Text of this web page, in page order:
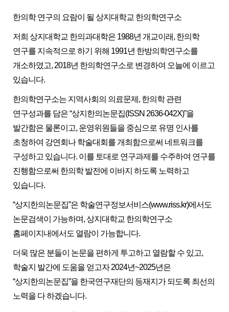
한의학 연구의 요람이 될 상지대학교 한의학연구소
저희 상지대학교 한의과대학은 1988년 개교이래, 한의학
연구를 지속적으로 하기 위해 1991년 한방의학연구소를
개소하였고, 2018년 한의학연구소로 변경하여 오늘에 이르고
있습니다.
한의학연구소는 지역사회의 의료문제, 한의학 관련
연구성과를 담은 “상지한의논문집(ISSN 2636-042X)”을
발간함은 물론이고, 운영위원들을 중심으로 유명 인사를
초청하여 강연회나 학술대회를 개최함으로써 네트워크를
구성하고 있습니다. 이를 토대로 연구과제를 수주하여 연구를
진행함으로써 한의학 발전에 이바지 하도록 노력하고
있습니다.
“상지한의논문집”은 학술연구정보서비스(www.riss.kr)에서도
논문검색이 가능하며, 상지대학교 한의학연구소
홈페이지내에서도 열람이 가능합니다.
더욱 많은 분들이 논문을 편하게 투고하고 열람할 수 있고,
학술지 발간에 도움을 얻고자 2024년~2025년은
“상지한의논문집”을 한국연구재단의 등재지가 되도록 최선의
노력을 다 하겠습니다.